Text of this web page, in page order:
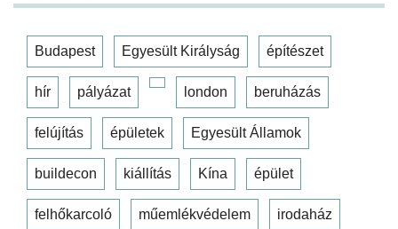
Budapest Egyesült Királyság építészet
hír pályázat london beruházás
felújítás épületek Egyesült Államok
buildecon kiállítás Kína épület
felhőkarcoló műemlékvédelem irodaház